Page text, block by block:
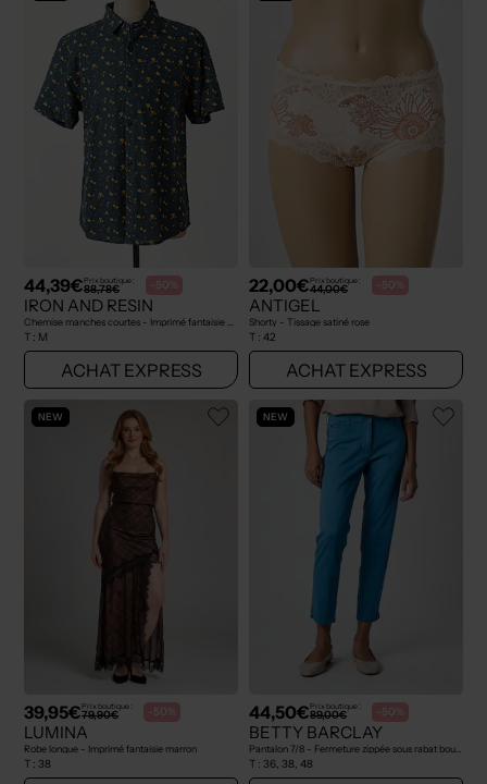
44,39€Prix boutique :
88,78€ -50%
IRON AND RESIN
T : M
ACHAT EXPRESS
22,00€Prix boutique :
44,00€ -50%
ANTIGEL
Shorty - Tissage satiné rose
T : 42
ACHAT EXPRESS
NEW
39,95€Prix boutique :
79,90€ -50%
LUMINA
Robe longue - Imprimé fantaisie marron
T : 38
NEW
44,50€Prix boutique :
89,00€ -50%
BETTY BARCLAY
T : 36, 38, 48